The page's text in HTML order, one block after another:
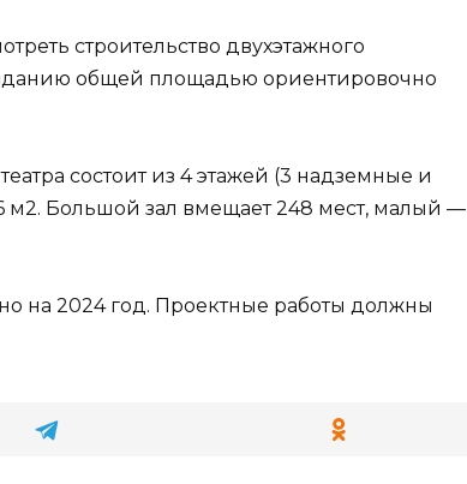
строительство двухэтажного
общей площадью ориентировочно
состоит из 4 этажей (3 надземные и
м2. Большой зал вмещает 248 мест, малый —
на 2024 год. Проектные работы должны